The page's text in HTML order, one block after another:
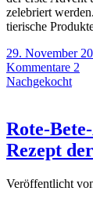
zelebriert
tierische
29. November
Kommentare 2
Nachgekocht
Rote-
Rezept
Veröffentlicht